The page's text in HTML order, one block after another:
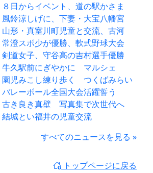
日からイベント、道の駅かさま
鈴涼しげに、下妻・大宝八幡宮
形・真室川町児童と交流、古河
澄スポ少が優勝、軟式野球大会
道女子、守谷高の吉村選手優勝
久駅前にぎやかに マルシェ
児みこし練り歩く つくばみらい
レーボール全国大会活躍誓う
き良き真壁 写真集で次世代へ
城とい福井の児童交流
すべてのニュースを見る »
トップページに戻る